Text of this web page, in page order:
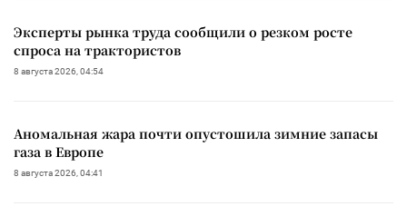
Эксперты рынка труда сообщили о резком росте
спроса на трактористов
8 августа 2026, 04:54
Аномальная жара почти опустошила зимние запасы
газа в Европе
8 августа 2026, 04:41